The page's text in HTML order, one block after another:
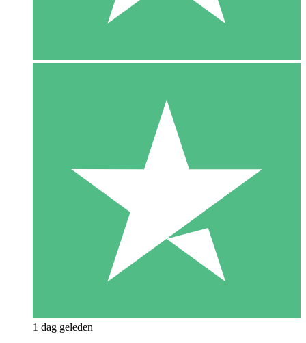
1 dag geleden